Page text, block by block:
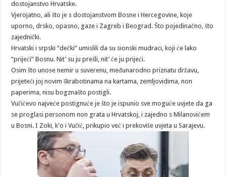
dostojanstvo Hrvatske.
Vjerojatno, ali što je s dostojanstvom Bosne i Hercegovine, koje
uporno, drsko, opasno, gaze i Zagreb i Beograd. Što pojedinačno, što
zajednički.
Hrvatski i srpski “dečki” umislili da su sionski mudraci, koji će lako
“prijeći” Bosnu. Nit’ su ju prešli, nit’ će ju prijeći.
Osim što unose nemir u suverenu, međunarodno priznatu državu,
prijeteći joj novim škrabotinama na kartama, zemljovidima, non
paperima, nisu bogznašto postigli.
Vučićevo najveće postignuće je što je ispunio sve moguće uvjete da ga
se proglasi personom non grata u Hrvatskoj, i zajedno s Milanovićem
u Bosni. I Zoki, k'o i Vučić, prikupio već i prekoviše uvjeta u Sarajevu.